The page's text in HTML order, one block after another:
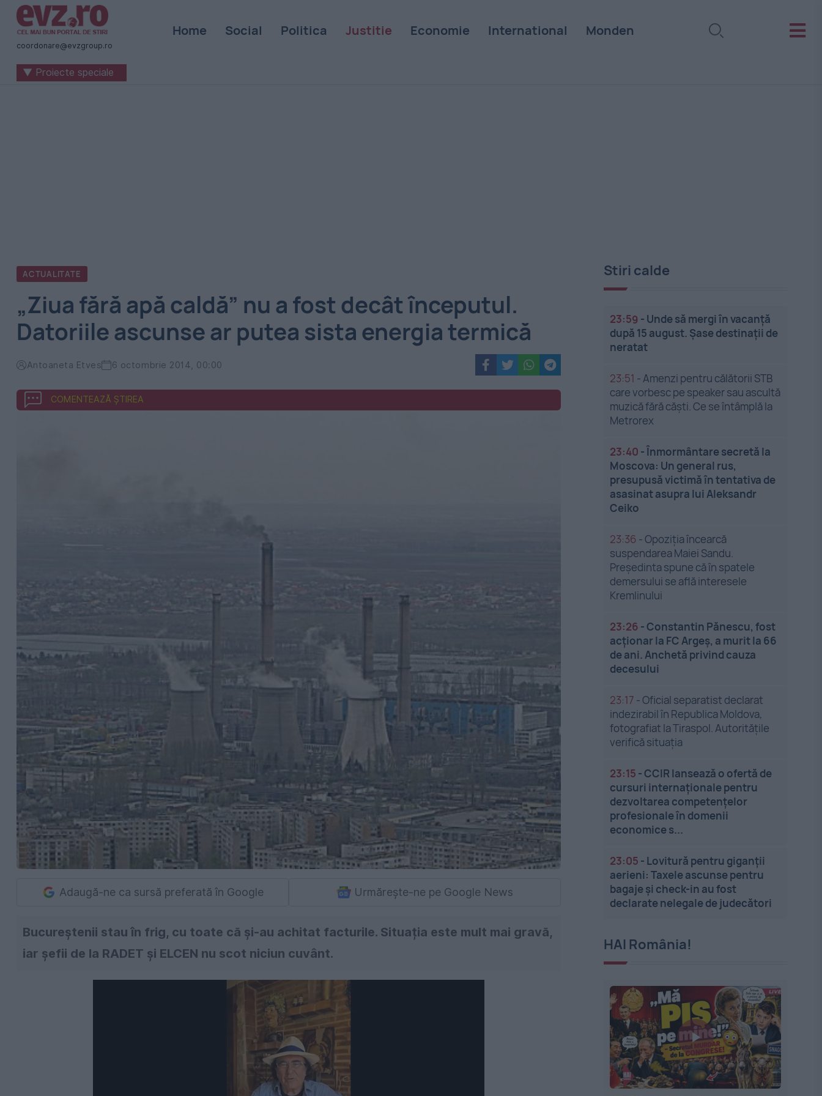
Știri
naționale
internaționale
coordonare@evzgroup.ro
Home Social Politica Justitie Economie International Monden
▼ Proiecte speciale
ACTUALITATE
„Ziua fără apă caldă” nu a fost decât începutul.
Datoriile ascunse ar putea sista energia termică
Antoaneta Etves 6 octombrie 2014, 00:00
COMENTEAZĂ ȘTIREA
Adaugă-ne ca sursă preferată în Google Urmărește-ne pe Google News
Bucureștenii stau în frig, cu toate că și-au achitat facturile. Situația este mult mai gravă,
iar șefii de la RADET și ELCEN nu scot niciun cuvânt.
Stiri calde
23:59 - Unde să mergi în vacanță
după 15 august. Șase destinații de
neratat
23:51 -Amenzi pentru călătorii STB
care vorbesc pe speaker sau ascultă
muzică fără căști. Ce se întâmplă la
Metrorex
23:40 -Înmormântare secretă la
Moscova: Un general rus,
presupusă victimă în tentativa de
asasinat asupra lui Aleksandr
Ceiko
23:36 -Opoziția încearcă
suspendarea Maiei Sandu.
Președinta spune că în spatele
demersului se află interesele
Kremlinului
23:26 -Constantin Pănescu, fost
acționar la FC Argeș, a murit la 66
de ani. Anchetă privind cauza
decesului
23:17 -Oficial separatist declarat
indezirabil în Republica Moldova,
fotografiat la Tiraspol. Autoritățile
verifică situația
23:15 -CCIR lansează o ofertă de
cursuri internaționale pentru
dezvoltarea competențelor
profesionale în domenii
economice s...
23:05 - Lovitură pentru giganții
aerieni: Taxele ascunse pentru
bagaje și check-in au fost
declarate nelegale de judecători
HAI România!